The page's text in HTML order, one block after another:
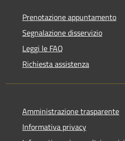
Prenotazione appuntamento
Segnalazione disservizio
Leggi le FAQ
Richiesta assistenza
Amministrazione trasparente
Informativa privacy